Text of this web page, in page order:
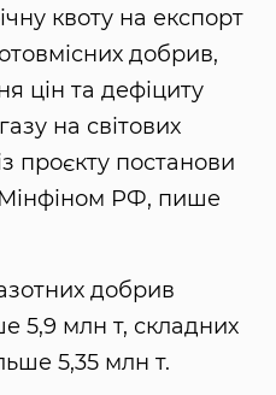
квоту на експорт
добрив,
цін та дефіциту
на світових
проєкту постанови
РФ, пише
добрив
5,9 млн т, складних
5,35 млн т.